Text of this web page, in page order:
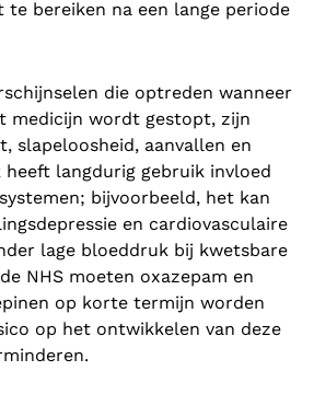
bereiken na een lange periode
die optreden wanneer
medicijn wordt gestopt, zijn
slapeloosheid, aanvallen en
heeft langdurig gebruik invloed
bijvoorbeeld, het kan
en cardiovasculaire
lage bloeddruk bij kwetsbare
NHS moeten oxazepam en
op korte termijn worden
op het ontwikkelen van deze